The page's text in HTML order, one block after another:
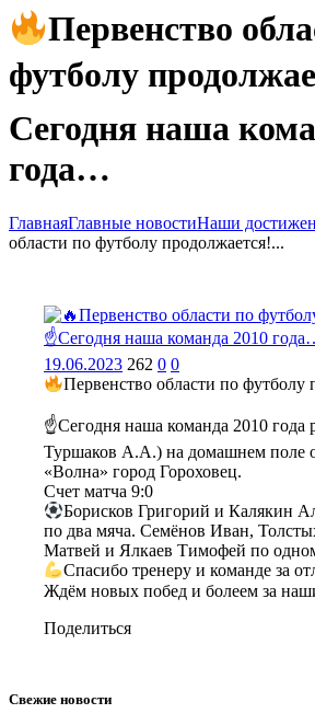
Первенство
футболу
Сегодня наша
года…
ГлавнаяГлавные новостиНаши
области по футболу продолжается!...
19.06.2023 262 0 0
Первенство области по футболу
☝️Сегодня наша команда 2010 года
Туршаков А.А.) на домашнем поле
«Волна» город Гороховец.
Счет матча 9:0
Борисков Григорий и Калякин
по два мяча. Семёнов Иван,
Матвей и Ялкаев Тимофей по
Спасибо тренеру и команде за
Ждём новых побед и болеем за
Поделиться
Свежие новости